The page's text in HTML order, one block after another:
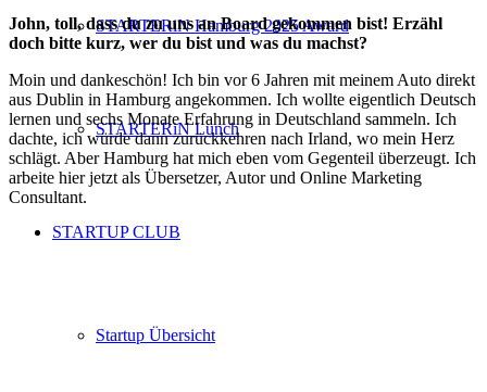
STARTERiN Hamburg 2025 Award
STARTERiN Lunch
STARTUP CLUB
Startup Übersicht
John, toll, dass du zu uns an Board gekommen bist! Erzähl
doch bitte kurz, wer du bist und was du machst?
Moin und dankeschön! Ich bin vor 6 Jahren mit meinem Auto direkt
aus Dublin in Hamburg angekommen. Ich wollte eigentlich Deutsch
lernen und sechs Monate Erfahrung in Deutschland sammeln. Ich
dachte, ich würde dann zurückkehren nach Irland, wo mein Herz
schlägt. Aber Hamburg hat mich eben vom Gegenteil überzeugt. Ich
arbeite hier jetzt als Übersetzer, Autor und Online Marketing
Consultant.